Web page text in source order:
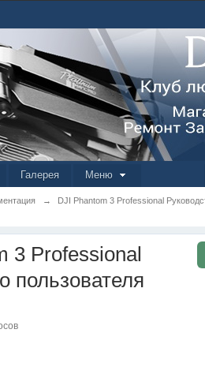
Галерея Меню
→ DJI Phantom 3 Professional
3 Professional
пользователя